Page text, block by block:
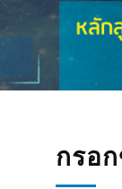
กรอ